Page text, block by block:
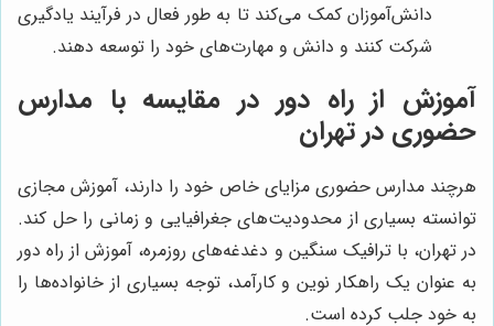
دانش‌آموزان کمک می‌کند تا به طور فعال در فرآیند یادگیری
شرکت کنند و دانش و مهارت‌های خود را توسعه دهند.
آموزش از راه دور در مقایسه با مدارس
حضوری در تهران
هرچند مدارس حضوری مزایای خاص خود را دارند، آموزش مجازی
توانسته بسیاری از محدودیت‌های جغرافیایی و زمانی را حل کند.
در تهران، با ترافیک سنگین و دغدغه‌های روزمره، آموزش از راه دور
به عنوان یک راهکار نوین و کارآمد، توجه بسیاری از خانواده‌ها را
به خود جلب کرده است.